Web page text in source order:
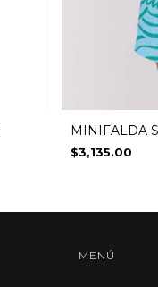
MINIFALDA
$3,135.00
MENÚ